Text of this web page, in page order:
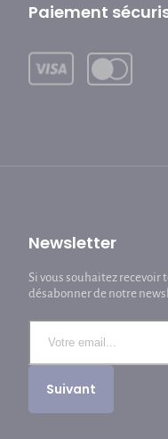
Paiement
Newsletter
Si vous souhaitez
désabonner de notre